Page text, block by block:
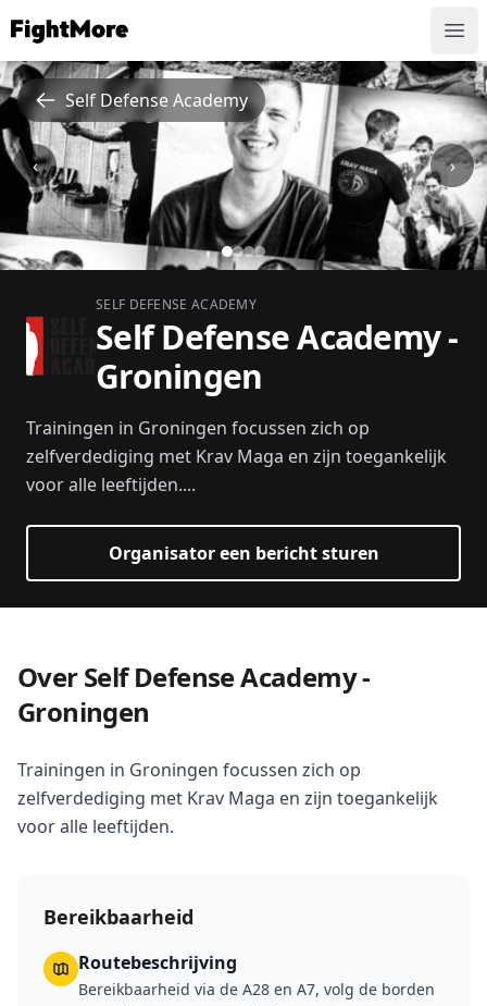
FightMore
Self Defense Academy
‹ ›
SELF DEFENSE ACADEMY
Self Defense Academy -
Groningen
Trainingen in Groningen focussen zich op
zelfverdediging met Krav Maga en zijn toegankelijk
voor alle leeftijden....
Organisator een bericht sturen
Over Self Defense Academy -
Groningen
Trainingen in Groningen focussen zich op
zelfverdediging met Krav Maga en zijn toegankelijk
voor alle leeftijden.
Bereikbaarheid
Routebeschrijving
Bereikbaarheid via de A28 en A7, volg de borden